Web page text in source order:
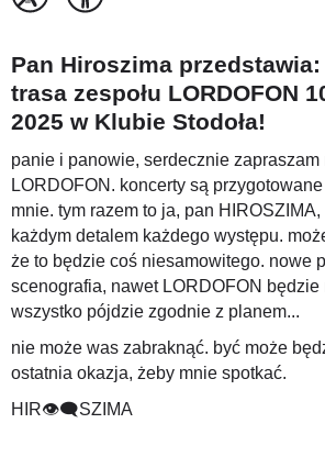
Pan Hiroszima
trasa zespołu LORDOFON
2025 w Klubie Stodoła!
panie i panowie, serdecznie zapraszam
LORDOFON. koncerty są
mnie. tym razem to ja, pan
każdym detalem każdego występu.
że to będzie coś niesamowitego. nowe
scenografia, nawet LORDOFON będzie
wszystko pójdzie zgodnie z planem...
nie może was zabraknąć. być może
ostatnia okazja, żeby mnie spotkać.
HIR👁️‍🗨️SZIMA